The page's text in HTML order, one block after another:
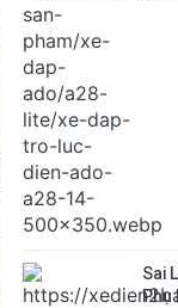
Sai
Phụ